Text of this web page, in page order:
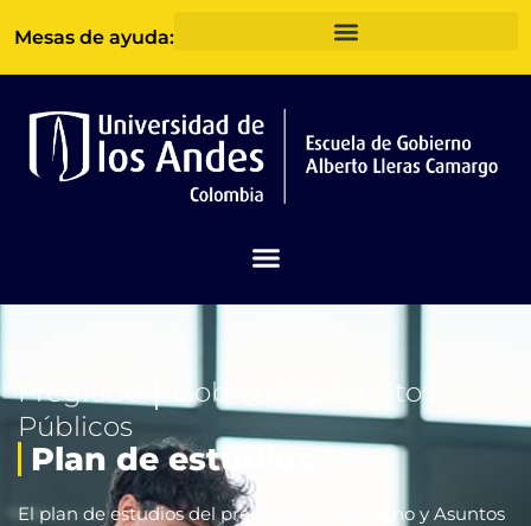
contenido
Mesas de ayuda:
Pregrado │ Gobierno y Asuntos
Públicos
Plan de estudios
El plan de estudios del pregrado en Gobierno y Asuntos